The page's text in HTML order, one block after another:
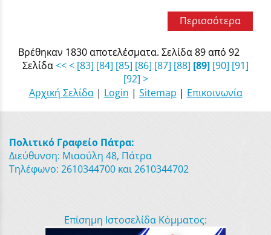
Περισσότερα
Βρέθηκαν 1830 αποτελέσματα. Σελίδα 89 από 92
Σελίδα<<< [83] [84] [85] [86] [87] [88] [89] [90] [91]
[92] >
Αρχική Σελίδα| Login | Sitemap | Επικοινωνία
Πολιτικό Γραφείο Πάτρα:
Διεύθυνση: Μιαούλη 48, Πάτρα
Τηλέφωνο: 2610344700 και 2610344702
Επίσημη Ιστοσελίδα Κόμματος: